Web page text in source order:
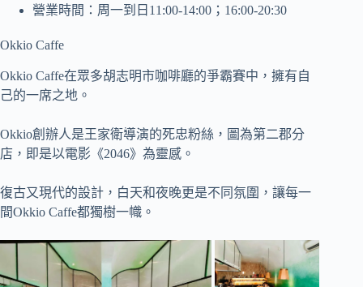
營業時間：周一到日11:00-14:00；16:00-20:30
Okkio Caffe
Okkio Caffe在眾多胡志明市咖啡廳的爭霸賽中，擁有自
己的一席之地。
Okkio創辦人是王家衛導演的死忠粉絲，圖為第二郡分
店，即是以電影《2046》為靈感。
復古又現代的設計，白天和夜晚更是不同氛圍，讓每一
間Okkio Caffe都獨樹一幟。